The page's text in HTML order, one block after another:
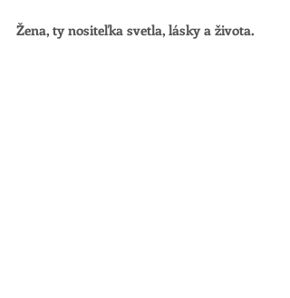
Žena, ty nositeľka svetla, lásky a života.